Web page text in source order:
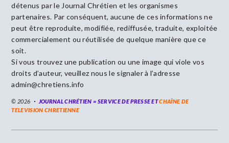
détenus par le Journal Chrétien et les organismes
partenaires. Par conséquent, aucune de ces informations ne
peut être reproduite, modifiée, rediffusée, traduite, exploitée
commercialement ou réutilisée de quelque manière que ce
soit.
Si vous trouvez une publication ou une image qui viole vos
droits d’auteur, veuillez nous le signaler à l’adresse
admin@chretiens.info
© 2026 JOURNAL CHRÉTIEN = SERVICE DE PRESSE ETCHAÎNE DE
TELEVISION CHRETIENNE